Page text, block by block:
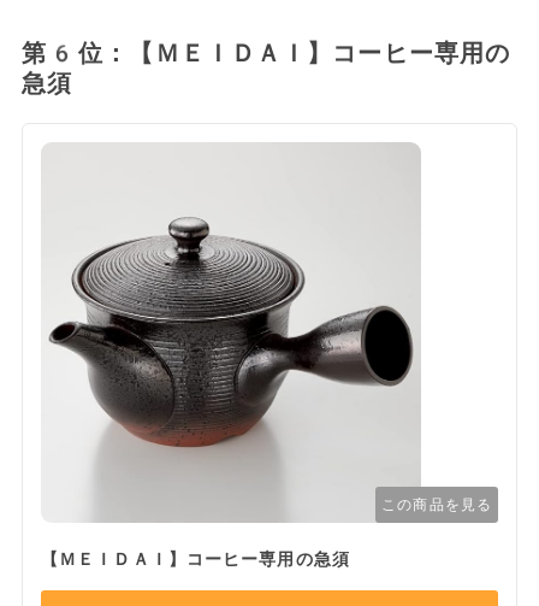
第6位：【ＭＥＩＤＡＩ】コーヒー専用の
急須
この商品を見る
【ＭＥＩＤＡＩ】コーヒー専用の急須